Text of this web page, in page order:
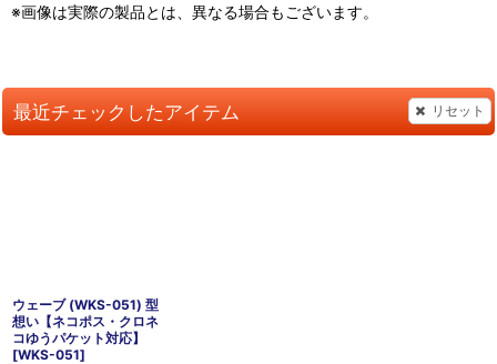
※画像は実際の製品とは、異なる場合もございます。
最近チェックしたアイテム リセット
ウェーブ (WKS-051) 型
想い【ネコポス・クロネ
コゆうパケット対応】
[WKS-051]